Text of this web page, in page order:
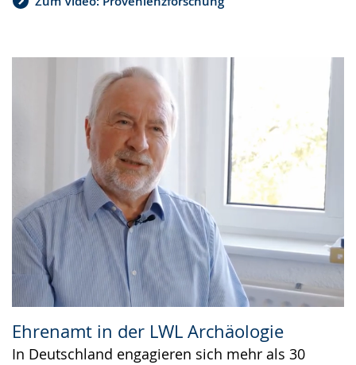
Ehrenamt in der LWL Archäologie
In Deutschland engagieren sich mehr als 30